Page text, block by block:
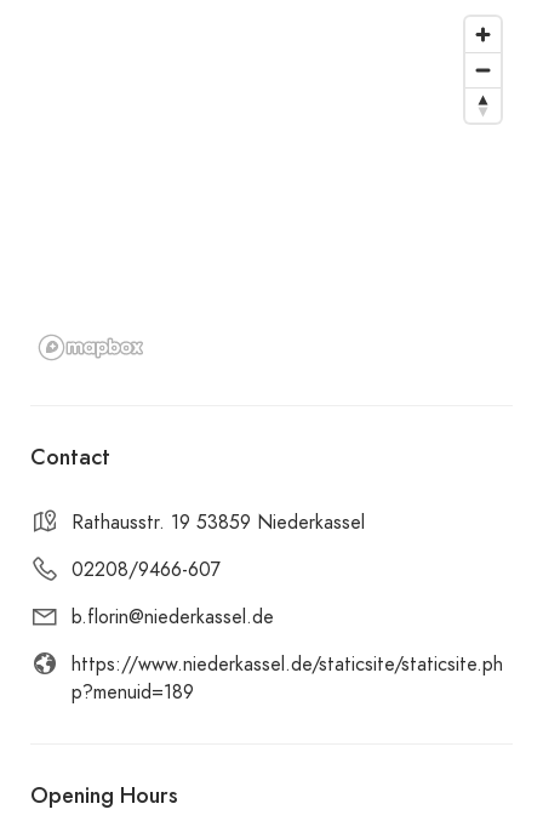
Contact
Rathausstr. 19 53859 Niederkassel
02208/9466-607
b.florin@niederkassel.de
https://www.niederkassel.de/staticsite/staticsite.ph
p?menuid=189
Opening Hours